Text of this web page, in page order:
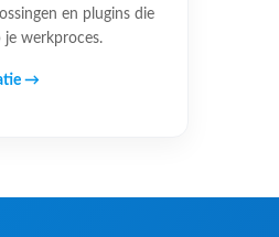
en plugins die
je werkproces.
→